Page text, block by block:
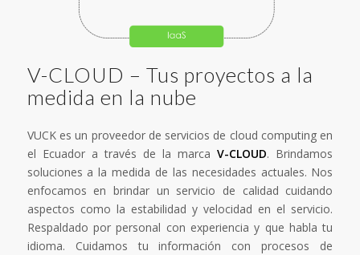
V-CLOUD – Tus proyectos a la
medida en la nube
VUCK es un proveedor de servicios de cloud computing en
el Ecuador a través de la marcaV-CLOUD. Brindamos
soluciones a la medida de las necesidades actuales. Nos
enfocamos en brindar un servicio de calidad cuidando
aspectos como la estabilidad y velocidad en el servicio.
Respaldado por personal con experiencia y que habla tu
idioma. Cuidamos tu información con procesos de